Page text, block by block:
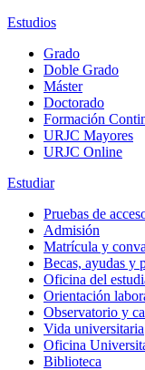
Estudios
Grado
Doble Grado
Máster
Doctorado
Formación
URJC Mayores
URJC Online
Estudiar
Pruebas de
Admisión
Matrícula y
Becas, ayudas y
Oficina del
Orientación
Observatorio y
Vida universitaria
Oficina
Biblioteca